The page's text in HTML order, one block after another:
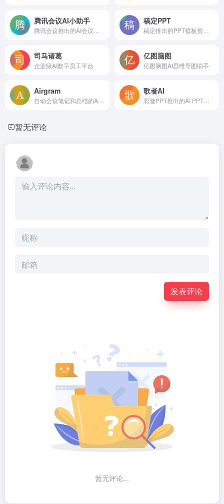
腾讯会议AI小助手 稿定PPT
司马诸葛
企业级AI数字员工平台
亿图脑图
亿图脑图AI思维导图助手
Airgram 歌者AI
暂无评论
发表评论
暂无评论...